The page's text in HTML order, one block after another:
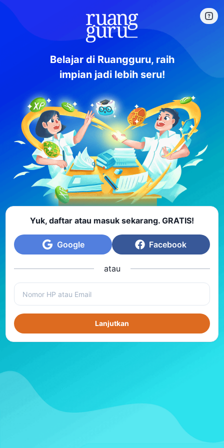
Belajar di Ruangguru, raih
impian jadi lebih seru!
Yuk, daftar atau masuk sekarang. GRATIS!
Google Facebook
atau
Lanjutkan